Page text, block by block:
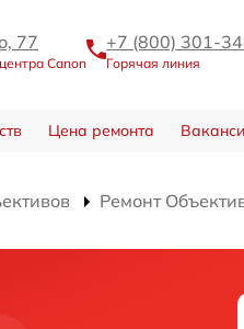
77
Canon
+7 (800) 301-
Горячая линия
Цена ремонта
Ремонт